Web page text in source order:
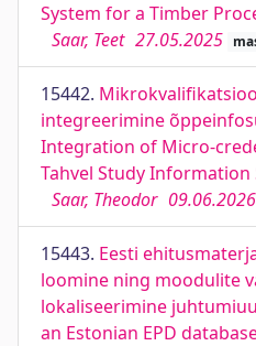
System for a Timber
Saar, Teet 27.05.2025
15442.
integreerimine
Integration of Micro-
Tahvel Study Information
Saar, Theodor 09.06.2026
15443. Eesti
loomine ning moodulite
lokaliseerimine
an Estonian EPD